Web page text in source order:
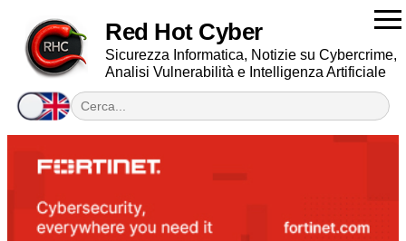
Red Hot Cyber
Sicurezza Informatica, Notizie su Cybercrime,
Analisi Vulnerabilità e Intelligenza Artificiale